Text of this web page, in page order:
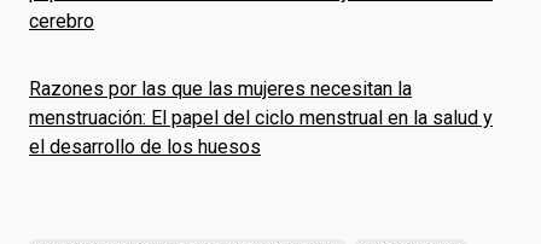
cerebro
Razones por las que las mujeres necesitan la
menstruación: El papel del ciclo menstrual en la salud y
el desarrollo de los huesos